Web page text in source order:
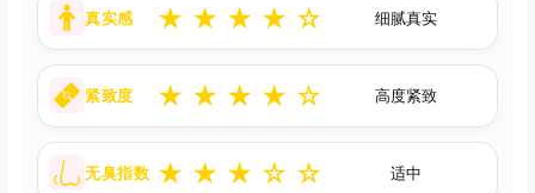
真实感 ★ ★ ★ ★ ☆ 细腻真实
紧致度 ★ ★ ★ ★ ☆ 高度紧致
无臭指数 ★ ★ ★ ☆ ☆ 适中